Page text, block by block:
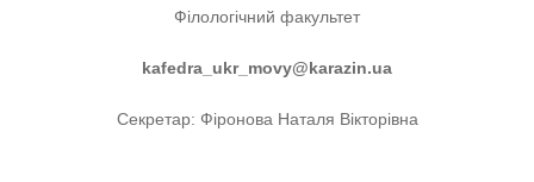
Філологічний факультет
kafedra_ukr_movy@karazin.ua
Секретар: Фіронова Наталя Вікторівна